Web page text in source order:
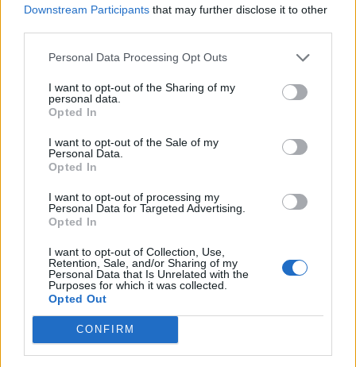
Downstream Participants that may further disclose it to other
Personal Data Processing Opt Outs
I want to opt-out of the Sharing of my
personal data.
Opted In
I want to opt-out of the Sale of my
Personal Data.
Opted In
I want to opt-out of processing my
Personal Data for Targeted Advertising.
Opted In
I want to opt-out of Collection, Use,
Retention, Sale, and/or Sharing of my
Personal Data that Is Unrelated with the
Purposes for which it was collected.
Opted Out
CONFIRM
Esim for Global|Esim for Europe|Esim for Caribbean
Esim for USA| Esim for Italy
for Turkey|Esim for Germany|Esim for Greece|Esim